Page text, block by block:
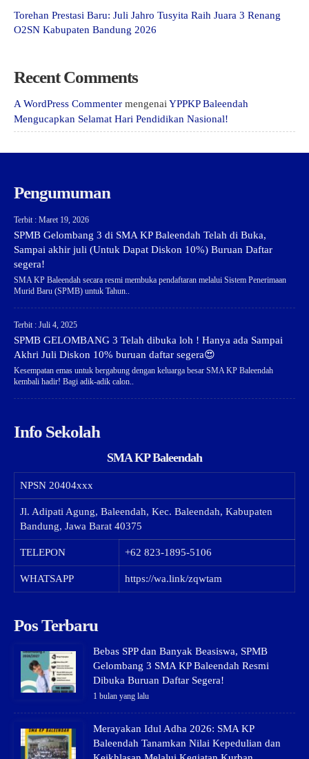
Torehan Prestasi Baru: Juli Jahro Tusyita Raih Juara 3 Renang
O2SN Kabupaten Bandung 2026
Recent Comments
A WordPress Commenter mengenai YPPKP Baleendah
Mengucapkan Selamat Hari Pendidikan Nasional!
Pengumuman
Terbit : Maret 19, 2026
SPMB Gelombang 3 di SMA KP Baleendah Telah di Buka,
Sampai akhir juli (Untuk Dapat Diskon 10%) Buruan Daftar
segera!
SMA KP Baleendah secara resmi membuka pendaftaran melalui Sistem Penerimaan
Murid Baru (SPMB) untuk Tahun..
Terbit : Juli 4, 2025
SPMB GELOMBANG 3 Telah dibuka loh ! Hanya ada Sampai
Akhri Juli Diskon 10% buruan daftar segera😍
Kesempatan emas untuk bergabung dengan keluarga besar SMA KP Baleendah
kembali hadir! Bagi adik-adik calon..
Info Sekolah
SMA KP Baleendah
NPSN 20404xxx
Jl. Adipati Agung, Baleendah, Kec. Baleendah, Kabupaten
Bandung, Jawa Barat 40375
TELEPON +62 823-1895-5106
WHATSAPP https://wa.link/zqwtam
Pos Terbaru
Bebas SPP dan Banyak Beasiswa, SPMB
Gelombang 3 SMA KP Baleendah Resmi
Dibuka Buruan Daftar Segera!
1 bulan yang lalu
Merayakan Idul Adha 2026: SMA KP
Baleendah Tanamkan Nilai Kepedulian dan